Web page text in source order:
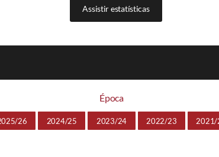
Assistir estatísticas
Época
26 2024/25 2023/24 2022/23 2021/